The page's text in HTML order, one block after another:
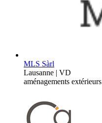
MLS Sàrl
Lausanne | VD
aménagements extérieurs